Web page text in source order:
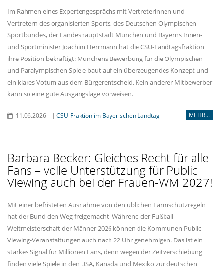
Im Rahmen eines Expertengesprächs mit Vertreterinnen und
Vertretern des organisierten Sports, des Deutschen Olympischen
Sportbundes, der Landeshauptstadt München und Bayerns Innen-
und Sportminister Joachim Herrmann hat die CSU-Landtagsfraktion
ihre Position bekräftigt: Münchens Bewerbung für die Olympischen
und Paralympischen Spiele baut auf ein überzeugendes Konzept und
ein klares Votum aus dem Bürgerentscheid. Kein anderer Mitbewerber
kann so eine gute Ausgangslage vorweisen.
11.06.2026 | CSU-Fraktion im Bayerischen Landtag MEHR...
Barbara Becker: Gleiches Recht für alle
Fans – volle Unterstützung für Public
Viewing auch bei der Frauen-WM 2027!
Mit einer befristeten Ausnahme von den üblichen Lärmschutzregeln
hat der Bund den Weg freigemacht: Während der Fußball-
Weltmeisterschaft der Männer 2026 können die Kommunen Public-
Viewing-Veranstaltungen auch nach 22 Uhr genehmigen. Das ist ein
starkes Signal für Millionen Fans, denn wegen der Zeitverschiebung
finden viele Spiele in den USA, Kanada und Mexiko zur deutschen